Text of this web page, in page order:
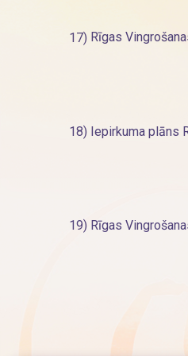
17) Rīgas
18) Iepirkuma plāns
19) Rīgas